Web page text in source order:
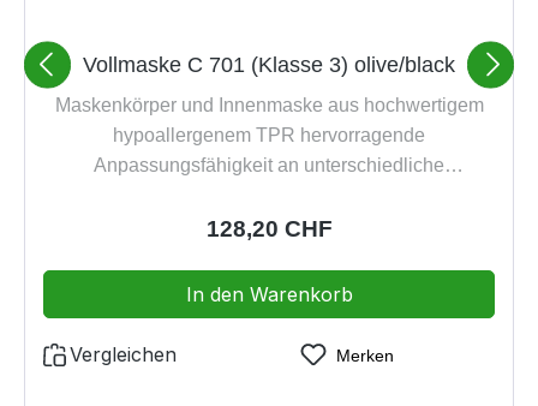
Vollmaske C 701 (Klasse 3) olive/black
Maskenkörper und Innenmaske aus hochwertigem
hypoallergenem TPR hervorragende
Anpassungsfähigkeit an unterschiedliche
für mehr Sicherheit und mehr Komfort spiegel-,
extrem großes „Rundum“-Blickfeld mit intelligentem
Belüftungssystem, ohne Steuerventile, dadurch
werden die Atemwiderstände minimiert und das
Regulärer Preis:
128,20 CHF
In den Warenkorb
Vergleichen Merken